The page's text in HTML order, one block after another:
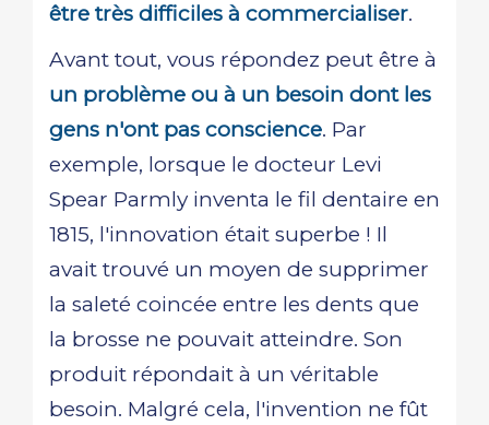
être très difficiles à commercialiser.
Avant tout, vous répondez peut être à
un problème ou à un besoin dont les
gens n'ont pas conscience. Par
exemple, lorsque le docteur Levi
Spear Parmly inventa le fil dentaire en
1815, l'innovation était superbe ! Il
avait trouvé un moyen de supprimer
la saleté coincée entre les dents que
la brosse ne pouvait atteindre. Son
produit répondait à un véritable
besoin. Malgré cela, l'invention ne fût